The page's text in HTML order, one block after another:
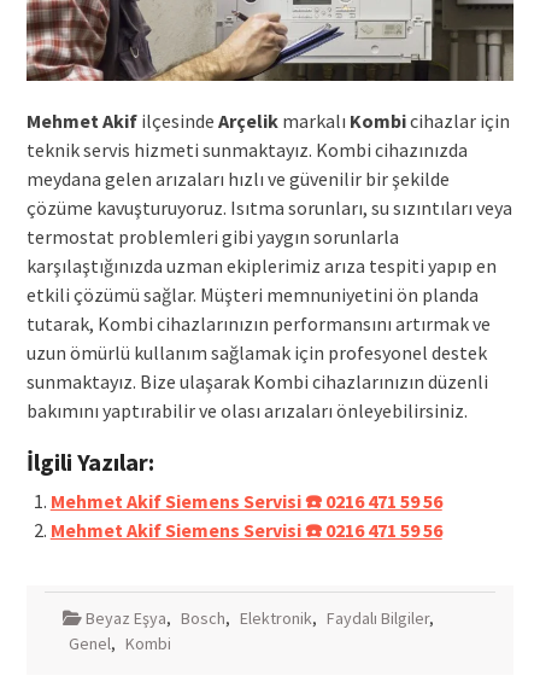
Mehmet Akifilçesinde Arçelikmarkalı Kombicihazlar için
teknik servis hizmeti sunmaktayız. Kombi cihazınızda
meydana gelen arızaları hızlı ve güvenilir bir şekilde
çözüme kavuşturuyoruz. Isıtma sorunları, su sızıntıları veya
termostat problemleri gibi yaygın sorunlarla
karşılaştığınızda uzman ekiplerimiz arıza tespiti yapıp en
etkili çözümü sağlar. Müşteri memnuniyetini ön planda
tutarak, Kombi cihazlarınızın performansını artırmak ve
uzun ömürlü kullanım sağlamak için profesyonel destek
sunmaktayız. Bize ulaşarak Kombi cihazlarınızın düzenli
bakımını yaptırabilir ve olası arızaları önleyebilirsiniz.
İlgili Yazılar:
Mehmet Akif Siemens Servisi ☎️ 0216 471 59 56
Mehmet Akif Siemens Servisi ☎️ 0216 471 59 56
Beyaz Eşya, Bosch, Elektronik, Faydalı Bilgiler,
Genel, Kombi